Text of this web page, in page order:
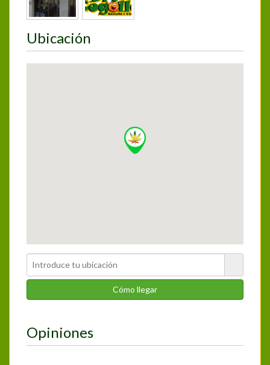
Ubicación
Opiniones